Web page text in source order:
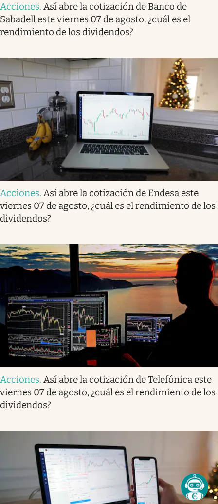
Acciones. Así abre la cotización de Banco de
Sabadell este viernes 07 de agosto, ¿cuál es el
rendimiento de los dividendos?
Acciones. Así abre la cotización de Endesa este
viernes 07 de agosto, ¿cuál es el rendimiento de los
dividendos?
Acciones. Así abre la cotización de Telefónica este
viernes 07 de agosto, ¿cuál es el rendimiento de los
dividendos?